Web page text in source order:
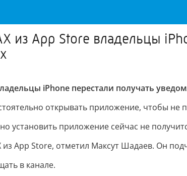
из App Store владельцы
iPhone перестали получать
открывать приложение, чтобы не
установить приложение сейчас не
App Store, отметил Максут Шадаев. Он
в канале.